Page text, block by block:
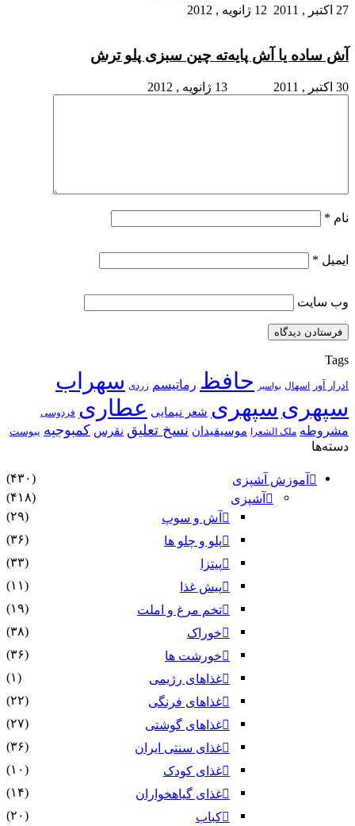
27 اکتبر , 2011 12 ژانویه , 2012
آش ساده یا آش پایه
30 اکتبر , 2011
ته چین سبزی پلو ترش
13 ژانویه , 2012
نام *
ایمیل *
وب‌ سایت
Tags
ادرار آور اسهال بواسیر حافظ رماتیسم زردی سهراب
سپهری سپهری شعر نیمایی عطاری فردوسی
مشروطه ملک الشعرا موسیقیدان نسخ تعلیق نقرس کمبوجیه یبوست
دسته‌ها
آموزش آشپزی
(۴۳۰)
آشپزی
(۴۱۸)
آش و سوپ
(۲۹)
پلو و چلو ها
(۳۶)
پیتزا
(۳۳)
پیش غذا
(۱۱)
تخم مرغ و املت
(۱۹)
خوراک
(۳۸)
خورشت ها
(۳۶)
غذاهای رژیمی
(۱)
غذاهای فرنگی
(۲۲)
غذاهای گوشتی
(۲۷)
غذای سنتی ایران
(۳۶)
غذای کودک
(۱۰)
غذای گیاهخواران
(۱۴)
کباب
(۲۰)